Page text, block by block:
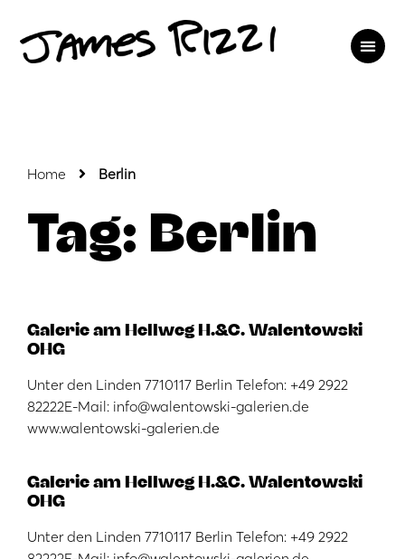
Home Berlin
Tag: Berlin
Galerie am Hellweg H.&C. Walentowski
OHG
Unter den Linden 7710117 Berlin Telefon: +49 2922
82222E-Mail: info@walentowski-galerien.de
www.walentowski-galerien.de
Galerie am Hellweg H.&C. Walentowski
OHG
Unter den Linden 7710117 Berlin Telefon: +49 2922